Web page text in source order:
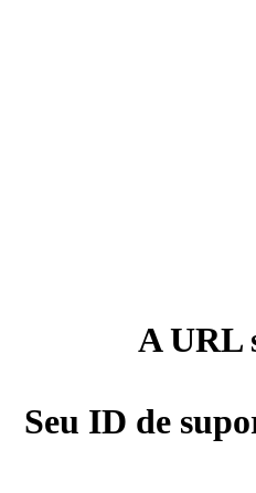
A URL
Seu ID de